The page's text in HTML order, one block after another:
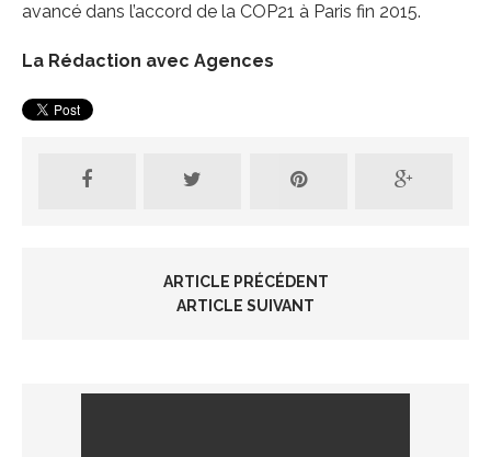
avancé dans l’accord de la COP21 à Paris fin 2015.
La Rédaction avec Agences
ARTICLE PRÉCÉDENT
ARTICLE SUIVANT